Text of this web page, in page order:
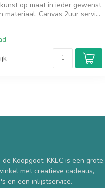
op maat in ieder gewenst
materiaal. Canvas 2uur servi...
de Koopgoot. KKEC is een grote,
met creatieve cadeaus,
en een inlijstservice.